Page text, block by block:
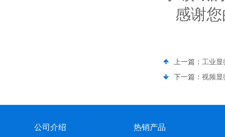
感谢您
上一篇： 工业显
下一篇： 视频显
公司介绍 热销产品